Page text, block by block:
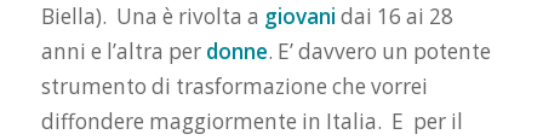
Biella). Una è rivolta a giovani dai 16 ai 28
anni e l’altra per donne. E’ davvero un potente
strumento di trasformazione che vorrei
diffondere maggiormente in Italia. E per il